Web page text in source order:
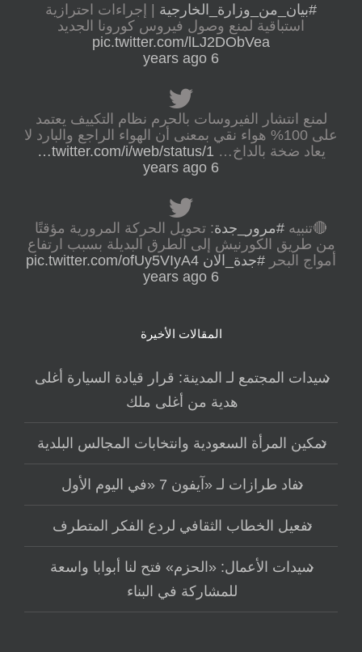
#بيان_من_وزارة_الخارجية | إجراءات احترازية
استباقية لمنع وصول فيروس كورونا الجديد
pic.twitter.com/lLJ2DObVea
6 years ago
لمنع انتشار الفيروسات بالحرم نظام التكييف يعتمد
على 100% هواء نقي بمعنى أن الهواء الراجع والبارد لا
يعاد ضخة بالداخ… twitter.com/i/web/status/1…
6 years ago
🔴تنبيه #مرور_جدة: تحويل الحركة المرورية مؤقتًا
من طريق الكورنيش إلى الطرق البديلة بسبب ارتفاع
أمواج البحر #جدة_الان pic.twitter.com/ofUy5VIyA4
6 years ago
المقالات الأخيرة
سيدات المجتمع لـ المدينة: قرار قيادة السيارة أغلى
هدية من أغلى ملك
تمكين المرأة السعودية وانتخابات المجالس البلدية
نفاد طرازات لـ «آيفون 7 «في اليوم الأول
تفعيل الخطاب الثقافي لردع الفكر المتطرف
سيدات الأعمال: «الحزم» فتح لنا أبوابا واسعة
للمشاركة في البناء